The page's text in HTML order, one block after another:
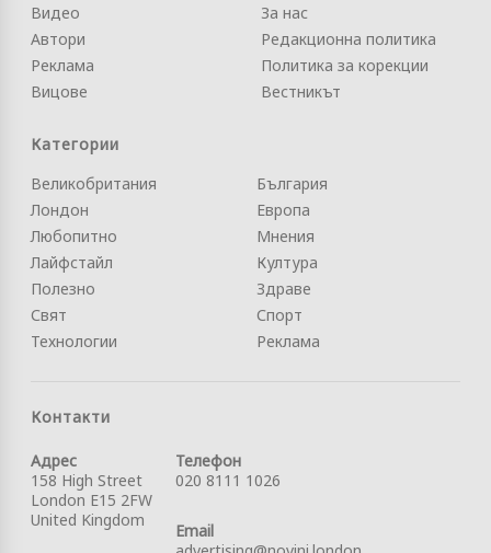
Видео
Автори
Реклама
Вицове
За нас
Редакционна политика
Политика за корекции
Вестникът
Категории
Великобритания
Лондон
Любопитно
Лайфстайл
Полезно
Свят
Технологии
България
Европа
Мнения
Култура
Здраве
Спорт
Реклама
Контакти
Адрес
158 High Street
London E15 2FW
United Kingdom
Телефон
020 8111 1026
Email